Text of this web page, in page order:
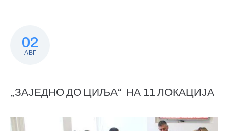
02
АВГ
„ЗАЈЕДНО ДО ЦИЉА“ НА 11 ЛОКАЦИЈА